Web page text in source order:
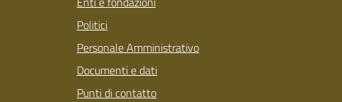
Politici
Personale Amministrativo
Documenti e dati
Punti di contatto